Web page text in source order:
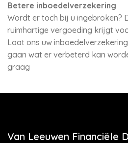
Betere inboedelverzekering
Wordt er toch bij u ingebroken?
ruimhartige vergoeding krijgt
Laat ons uw
gaan wat er verbeterd kan
graag
Van Leeuwen Financiële